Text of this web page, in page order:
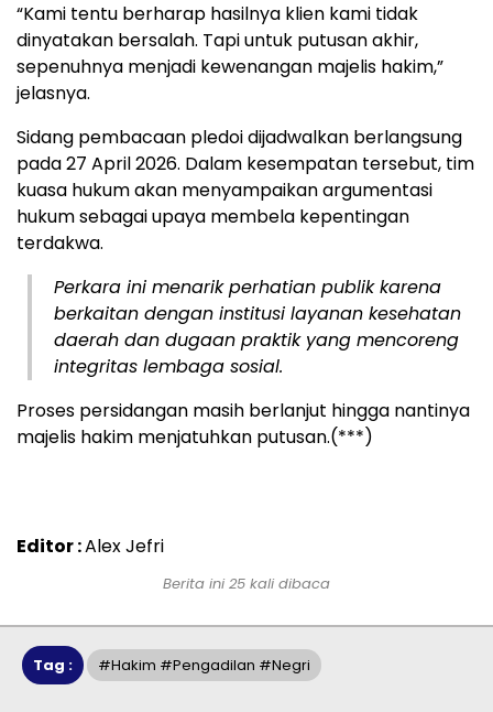
“Kami tentu berharap hasilnya klien kami tidak
dinyatakan bersalah. Tapi untuk putusan akhir,
sepenuhnya menjadi kewenangan majelis hakim,”
jelasnya.
Sidang pembacaan pledoi dijadwalkan berlangsung
pada 27 April 2026. Dalam kesempatan tersebut, tim
kuasa hukum akan menyampaikan argumentasi
hukum sebagai upaya membela kepentingan
terdakwa.
Perkara ini menarik perhatian publik karena
berkaitan dengan institusi layanan kesehatan
daerah dan dugaan praktik yang mencoreng
integritas lembaga sosial.
Proses persidangan masih berlanjut hingga nantinya
majelis hakim menjatuhkan putusan.(***)
Editor :Alex Jefri
Berita ini 25 kali dibaca
Tag : #Hakim #Pengadilan #Negri